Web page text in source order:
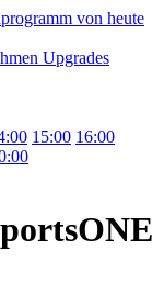
Upgrades
15:00 16:00